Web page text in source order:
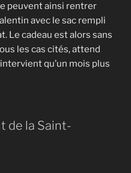
peuvent ainsi rentrer
avec le sac rempli
Le cadeau est alors sans
les cas cités, attend
qu’un mois plus
de la Saint-